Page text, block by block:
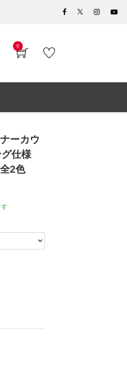
0
ーカウ
仕様
2色